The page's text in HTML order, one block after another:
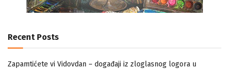
Recent Posts
Zapamtićete vi Vidovdan – događaji iz zloglasnog logora u